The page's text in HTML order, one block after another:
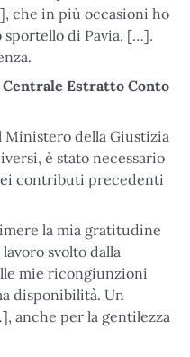
che in più occasioni ho
di Pavia. […].
Estratto Conto
della Giustizia
è stato necessario
contributi precedenti
la mia gratitudine
svolto dalla
mie ricongiunzioni
disponibilità. Un
anche per la gentilezza